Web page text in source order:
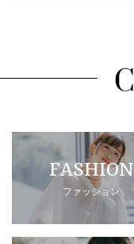
FASHION
ファッション